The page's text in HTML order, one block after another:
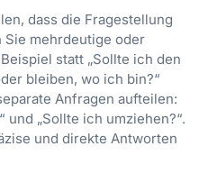
dass die Fragestellung
Sie mehrdeutige oder
statt „Sollte ich den
bleiben, wo ich bin?“
Anfragen aufteilen:
und „Sollte ich umziehen?“.
und direkte Antworten